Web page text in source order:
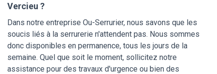
Vercieu ?
Dans notre entreprise Ou-Serrurier, nous savons que les
soucis liés à la serrurerie n'attendent pas. Nous sommes
donc disponibles en permanence, tous les jours de la
semaine. Quel que soit le moment, sollicitez notre
assistance pour des travaux d'urgence ou bien des